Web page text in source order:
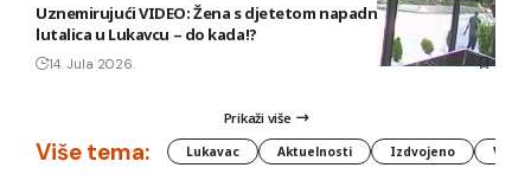
Uznemirujući VIDEO: Žena s djetetom napadnuta od pasa
lutalica u Lukavcu – do kada!?
14. Jula 2026.
Prikaži više
Više tema: Lukavac Aktuelnosti Izdvojeno